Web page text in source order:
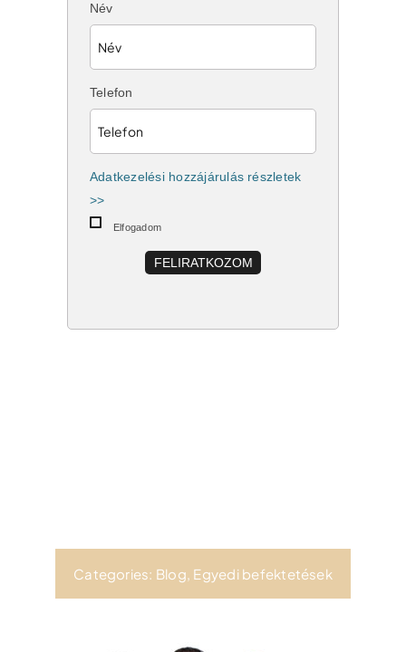
Név
Telefon
Adatkezelési hozzájárulás részletek
>>
Elfogadom
FELIRATKOZOM
Categories: Blog, Egyedi befektetések